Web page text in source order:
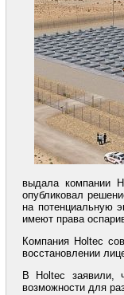
выдала компании
опубликовал
на потенциальную
имеют права
Компания Holtec
восстановлении
В Holtec заявили,
возможности для